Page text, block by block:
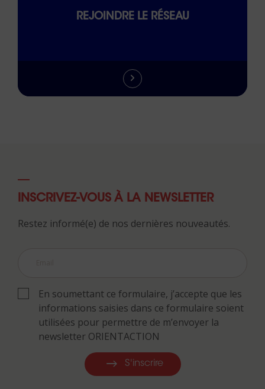
REJOINDRE LE RÉSEAU
INSCRIVEZ-VOUS À LA NEWSLETTER
Restez informé(e) de nos dernières nouveautés.
En soumettant ce formulaire, j’accepte que les
informations saisies dans ce formulaire soient
utilisées pour permettre de m’envoyer la
newsletter ORIENTACTION
S'inscrire